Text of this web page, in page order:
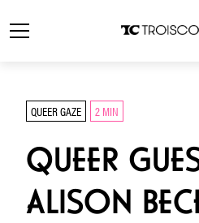
QUEER GAZE 2 MIN
QUEER
ALISON